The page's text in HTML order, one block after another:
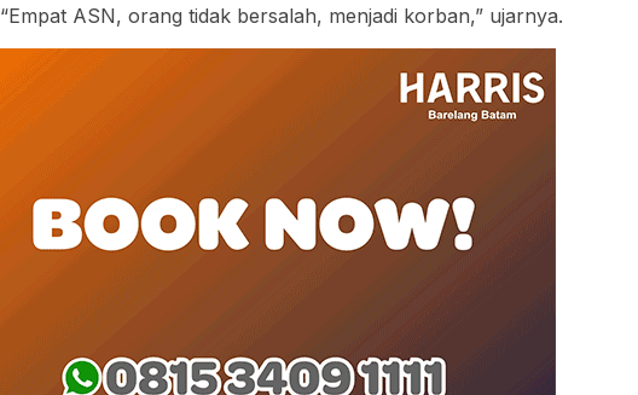
ASN, orang tidak bersalah, menjadi korban,” ujarnya.